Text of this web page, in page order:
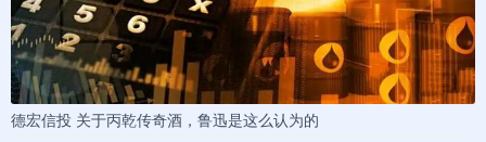
德宏信投 关于丙乾传奇酒，鲁迅是这么认为的